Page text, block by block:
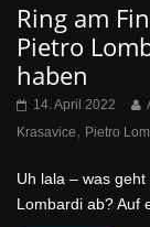
Ring am
Pietro
haben
14. April 2022
Krasavice, Pietro
Uh lala – was
Lombardi ab? Auf